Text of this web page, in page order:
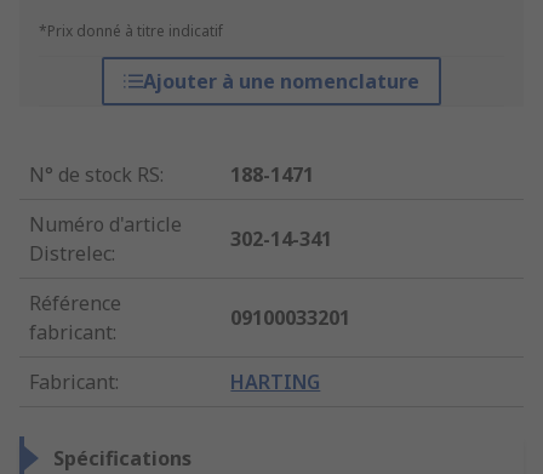
*Prix donné à titre indicatif
Ajouter à une nomenclature
N° de stock RS:
188-1471
Numéro d'article
Distrelec:
302-14-341
Référence
fabricant:
09100033201
Fabricant: HARTING
Spécifications